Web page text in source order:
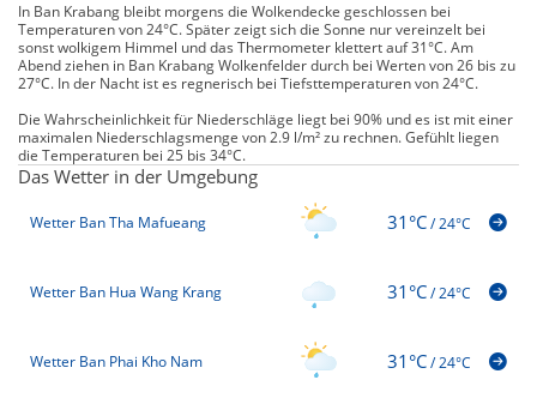
In Ban Krabang bleibt morgens die Wolkendecke geschlossen bei
Temperaturen von 24°C. Später zeigt sich die Sonne nur vereinzelt bei
sonst wolkigem Himmel und das Thermometer klettert auf 31°C. Am
Abend ziehen in Ban Krabang Wolkenfelder durch bei Werten von 26 bis zu
27°C. In der Nacht ist es regnerisch bei Tiefsttemperaturen von 24°C.
Die Wahrscheinlichkeit für Niederschläge liegt bei 90% und es ist mit einer
maximalen Niederschlagsmenge von 2.9 l/m² zu rechnen. Gefühlt liegen
die Temperaturen bei 25 bis 34°C.
Das Wetter in der Umgebung
Wetter Ban Tha Mafueang 31°C/24°C
Wetter Ban Hua Wang Krang 31°C/24°C
Wetter Ban Phai Kho Nam 31°C/24°C